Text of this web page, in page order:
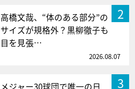
2
高橋文哉、“体のある部分”の
サイズが規格外？黒柳徹子も
目を見張…
2026.08.07
3
メジャー30球団で唯一の日